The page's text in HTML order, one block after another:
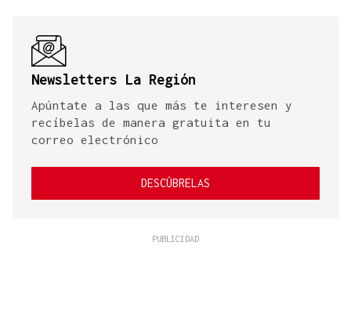
Newsletters La Región
Apúntate a las que más te interesen y
recíbelas de manera gratuita en tu
correo electrónico
DESCÚBRELAS